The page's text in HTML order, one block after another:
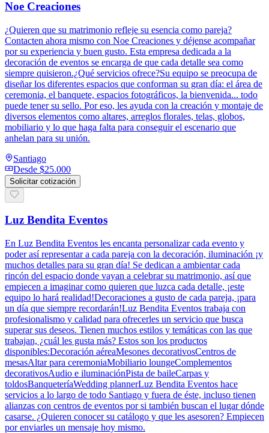
Noe Creaciones
¿Quieren que su matrimonio refleje su esencia como pareja?
Contacten ahora mismo con Noe Creaciones y déjense acompañar
por su experiencia y buen gusto. Esta empresa dedicada a la
decoración de eventos se encarga de que cada detalle sea como
siempre quisieron.¿Qué servicios ofrece?Su equipo se preocupa de
diseñar los diferentes espacios que conforman su gran día: el área de
ceremonia, el banquete, espacios fotográficos, la bienvenida... todo
puede tener su sello. Por eso, les ayuda con la creación y montaje de
diversos elementos como altares, arreglos florales, telas, globos,
mobiliario y lo que haga falta para conseguir el escenario que
anhelan para su unión.
Santiago
Desde $25.000
Solicitar cotización
Luz Bendita Eventos
En Luz Bendita Eventos les encanta personalizar cada evento y
poder así representar a cada pareja con la decoración, iluminación ¡y
muchos detalles para su gran día! Se dedican a ambientar cada
rincón del espacio donde vayan a celebrar su matrimonio, así que
empiecen a imaginar como quieren que luzca cada detalle, ¡este
equipo lo hará realidad!Decoraciones a gusto de cada pareja, ¡para
un día que siempre recordarán!Luz Bendita Eventos trabaja con
profesionalismo y calidad para ofrecerles un servicio que busca
superar sus deseos. Tienen muchos estilos y temáticas con las que
trabajan, ¿cuál les gusta más? Estos son los productos
disponibles:Decoración aéreaMesones decorativosCentros de
mesasAltar para ceremoniaMobiliario loungeComplementos
decorativosAudio e iluminaciónPista de baileCarpas y
toldosBanqueteríaWedding plannerLuz Bendita Eventos hace
servicios a lo largo de todo Santiago y fuera de éste, incluso tienen
alianzas con centros de eventos por si también buscan el lugar dónde
casarse. ¿Quieren conocer su catálogo y que les asesoren? Empiecen
por enviarles un mensaje hoy mismo.